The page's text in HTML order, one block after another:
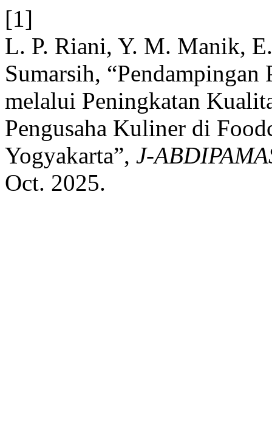
[1]
L. P. Riani, Y. M. Manik,
Sumarsih, “Pendampingan
melalui Peningkatan
Pengusaha Kuliner di
Yogyakarta”, J-
Oct. 2025.